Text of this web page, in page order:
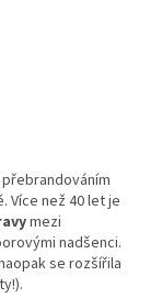
Více než 40 let je
mezi
nadšenci.
se rozšířila